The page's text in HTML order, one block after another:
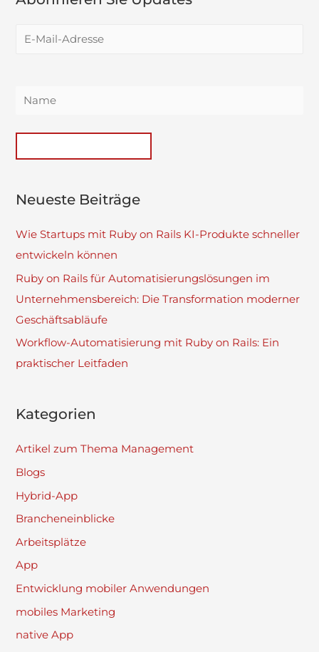
Neueste Beiträge
Wie Startups mit Ruby on Rails KI-Produkte schneller
entwickeln können
Ruby on Rails für Automatisierungslösungen im
Unternehmensbereich: Die Transformation moderner
Geschäftsabläufe
Workflow-Automatisierung mit Ruby on Rails: Ein
praktischer Leitfaden
Kategorien
Artikel zum Thema Management
Blogs
Hybrid-App
Brancheneinblicke
Arbeitsplätze
App
Entwicklung mobiler Anwendungen
mobiles Marketing
native App